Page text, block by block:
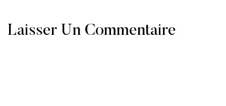
Laisser Un Commentaire